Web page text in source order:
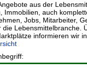
aus der
Immobilien, auch
Jobs, Mitarbeiter,
die Lebensmittelbranche.
informieren wir